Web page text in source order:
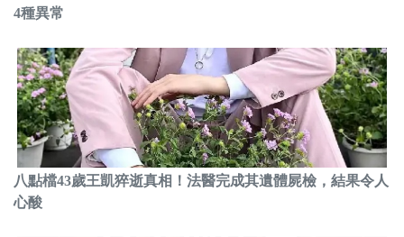
4種異常
八點檔43歲王凱猝逝真相！法醫完成其遺體屍檢，結果令人
心酸